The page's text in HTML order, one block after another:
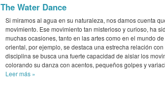
The Water Dance
Si miramos al agua en su naturaleza, nos damos cuenta
movimiento. Ese movimiento tan misterioso y curioso, ha
muchas ocasiones, tanto en las artes como en el mundo
oriental, por ejemplo, se destaca una estrecha relación
disciplina se busca una fuerte capacidad de aislar los
colorando su danza con acentos, pequeños golpes y
Leer más »